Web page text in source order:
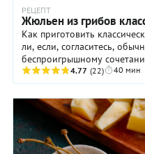
РЕЦЕПТ
Жюльен из грибов
Как приготовить
ли, если, согласитесь,
беспроигрышному
считается более сытным и
4.77 (22) 40 мин